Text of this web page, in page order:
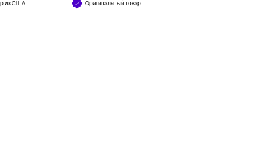
из США Оригинальный товар